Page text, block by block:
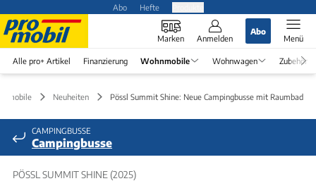
Abo Hefte
Marken Anmelden
Abo
Menü
Alle pro+ Artikel Finanzierung Wohnmobile Wohnwagen Zubehör
Neuheiten Pössl Summit Shine: Neue Campingbusse mit Raumbad
CAMPINGBUSSE
Campingbusse
PÖSSL SUMMIT SHINE (2025)